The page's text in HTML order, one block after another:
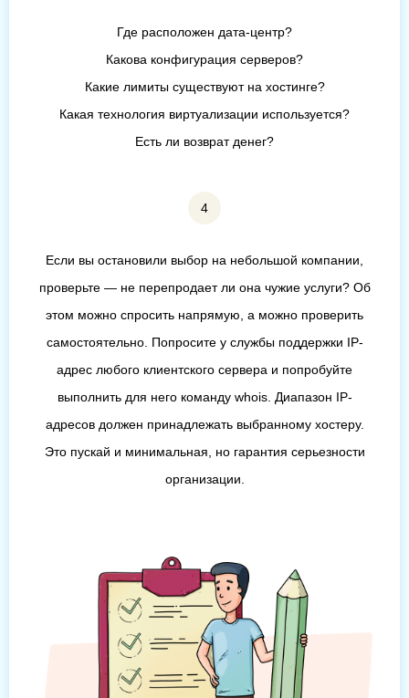
Где расположен дата-центр?
Какова конфигурация серверов?
Какие лимиты существуют на хостинге?
Какая технология виртуализации используется?
Есть ли возврат денег?
Если вы остановили выбор на небольшой компании,
проверьте — не перепродает ли она чужие услуги? Об
этом можно спросить напрямую, а можно проверить
самостоятельно. Попросите у службы поддержки IP-
адрес любого клиентского сервера и попробуйте
выполнить для него команду whois. Диапазон IP-
адресов должен принадлежать выбранному хостеру.
Это пускай и минимальная, но гарантия серьезности
организации.